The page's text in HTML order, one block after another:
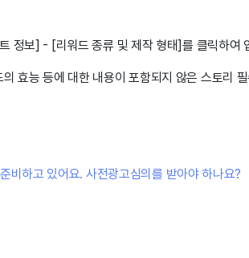
정보] - [리워드 종류 및 제작 형태]를 클릭하여
효능 등에 대한 내용이 포함되지 않은 스토리
비하고 있어요. 사전광고심의를 받아야 하나요?